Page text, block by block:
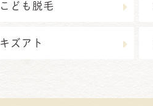
こども脱毛
キズアト